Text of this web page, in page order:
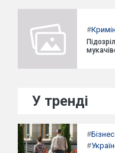
#
У тренді
#Бізнес
#